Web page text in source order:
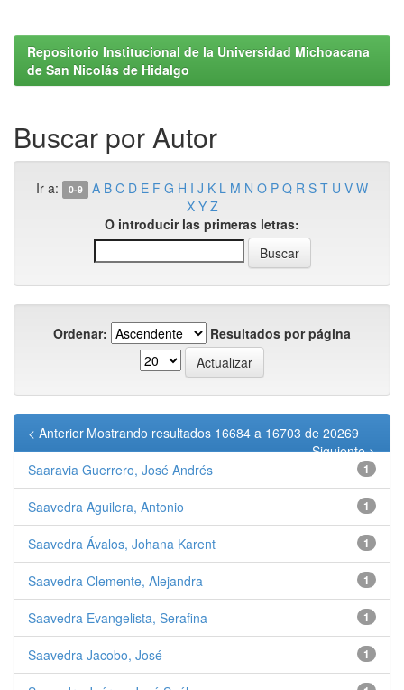
Repositorio Institucional de la Universidad Michoacana
de San Nicolás de Hidalgo
Buscar por Autor
Ir a: 0-9 A B C D E F G H I J K L M N O P Q R S T U V W
X Y Z
O introducir las primeras letras:
Ordenar: Resultados por página
Mostrando resultados 16684 a 16703 de 20269
< Anterior
Siguiente >
Saaravia Guerrero, José Andrés
1
Saavedra Aguilera, Antonio 1
Saavedra Ávalos, Johana Karent 1
Saavedra Clemente, Alejandra 1
Saavedra Evangelista, Serafina 1
Saavedra Jacobo, José 1